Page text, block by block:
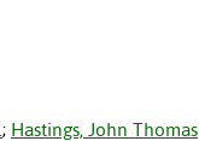
; Hastings, John Thomas